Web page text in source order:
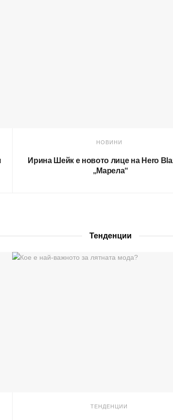
НОВИНИ
Ирина Шейк е новото лице на Hero
„Марела“
Тенденции
ТЕНДЕНЦИИ